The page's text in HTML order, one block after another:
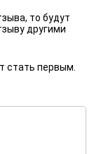
то будут
другими
стать первым.